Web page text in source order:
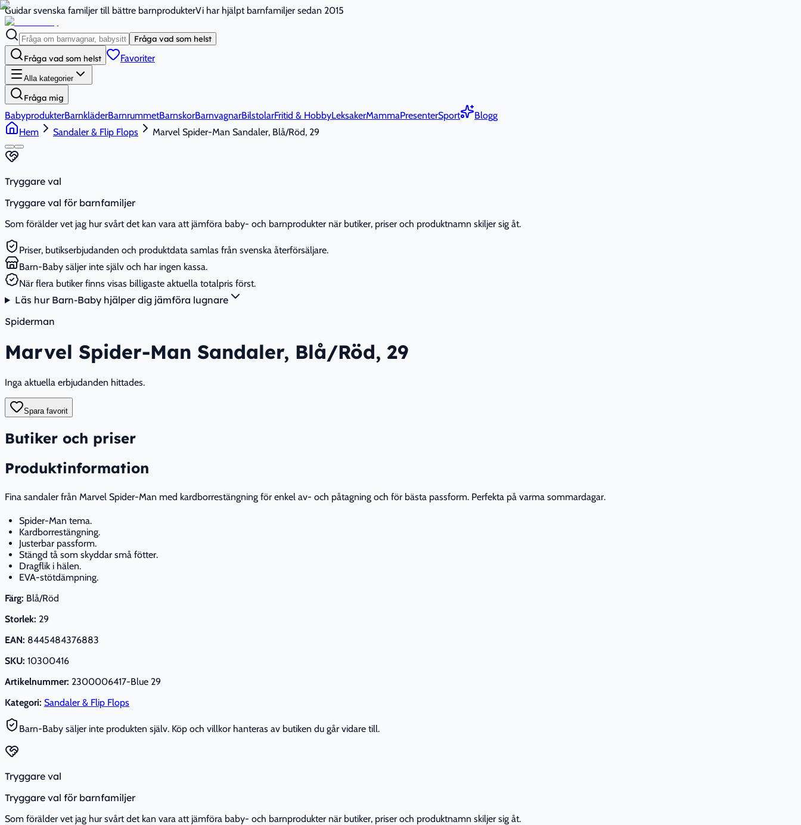
Guidar svenska familjer till bättre barnprodukterVi har hjälpt barnfamiljer sedan 2015
Fråga vad som helst
Fråga vad som helst Favoriter
Alla kategorier
Fråga mig
BabyprodukterBarnkläderBarnrummetBarnskorBarnvagnarBilstolarFritid & HobbyLeksakerMammaPresenterSport
Blogg
Hem
Sandaler & Flip Flops Marvel Spider-Man Sandaler, Blå/Röd, 29
Tryggare val
Tryggare val för barnfamiljer
Som förälder vet jag hur svårt det kan vara att jämföra baby- och barnprodukter när butiker, priser och produktnamn skiljer sig åt.
Priser, butikserbjudanden och produktdata samlas från svenska återförsäljare.
Barn-Baby säljer inte själv och har ingen kassa.
När flera butiker finns visas billigaste aktuella totalpris först.
Läs hur Barn-Baby hjälper dig jämföra lugnare
Spiderman
Marvel Spider-Man Sandaler, Blå/Röd, 29
Inga aktuella erbjudanden hittades.
Spara favorit
Butiker och priser
Produktinformation
Fina sandaler från Marvel Spider-Man med kardborrestängning för enkel av- och påtagning och för bästa passform. Perfekta på varma sommardagar.
Spider-Man tema.
Kardborrestängning.
Justerbar passform.
Stängd tå som skyddar små fötter.
Dragflik i hälen.
EVA-stötdämpning.
Färg: Blå/Röd
Storlek: 29
EAN: 8445484376883
SKU: 10300416
Artikelnummer: 2300006417-Blue 29
Kategori: Sandaler & Flip Flops
Barn-Baby säljer inte produkten själv. Köp och villkor hanteras av butiken du går vidare till.
Tryggare val
Tryggare val för barnfamiljer
Som förälder vet jag hur svårt det kan vara att jämföra baby- och barnprodukter när butiker, priser och produktnamn skiljer sig åt.